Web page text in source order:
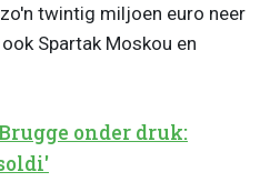
twintig miljoen euro neer
Spartak Moskou en
onder druk: